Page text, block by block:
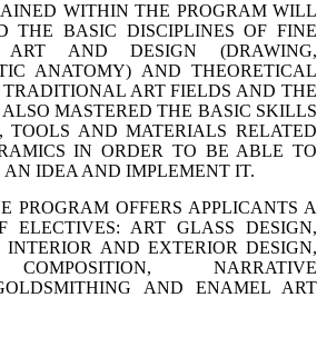
WITHIN THE PROGRAM WILL
THE BASIC DISCIPLINES OF FINE
ART AND DESIGN (DRAWING,
ANATOMY) AND THEORETICAL
ART FIELDS AND THE
MASTERED THE BASIC SKILLS
TOOLS AND MATERIALS RELATED
IN ORDER TO BE ABLE TO
IDEA AND IMPLEMENT IT.
PROGRAM OFFERS APPLICANTS A
ELECTIVES: ART GLASS DESIGN,
INTERIOR AND EXTERIOR DESIGN,
NARRATIVE
AND ENAMEL ART